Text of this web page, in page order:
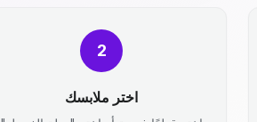
2
اختر ملابسك